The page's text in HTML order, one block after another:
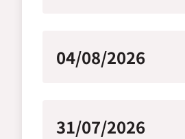
04/08/2026
31/07/2026